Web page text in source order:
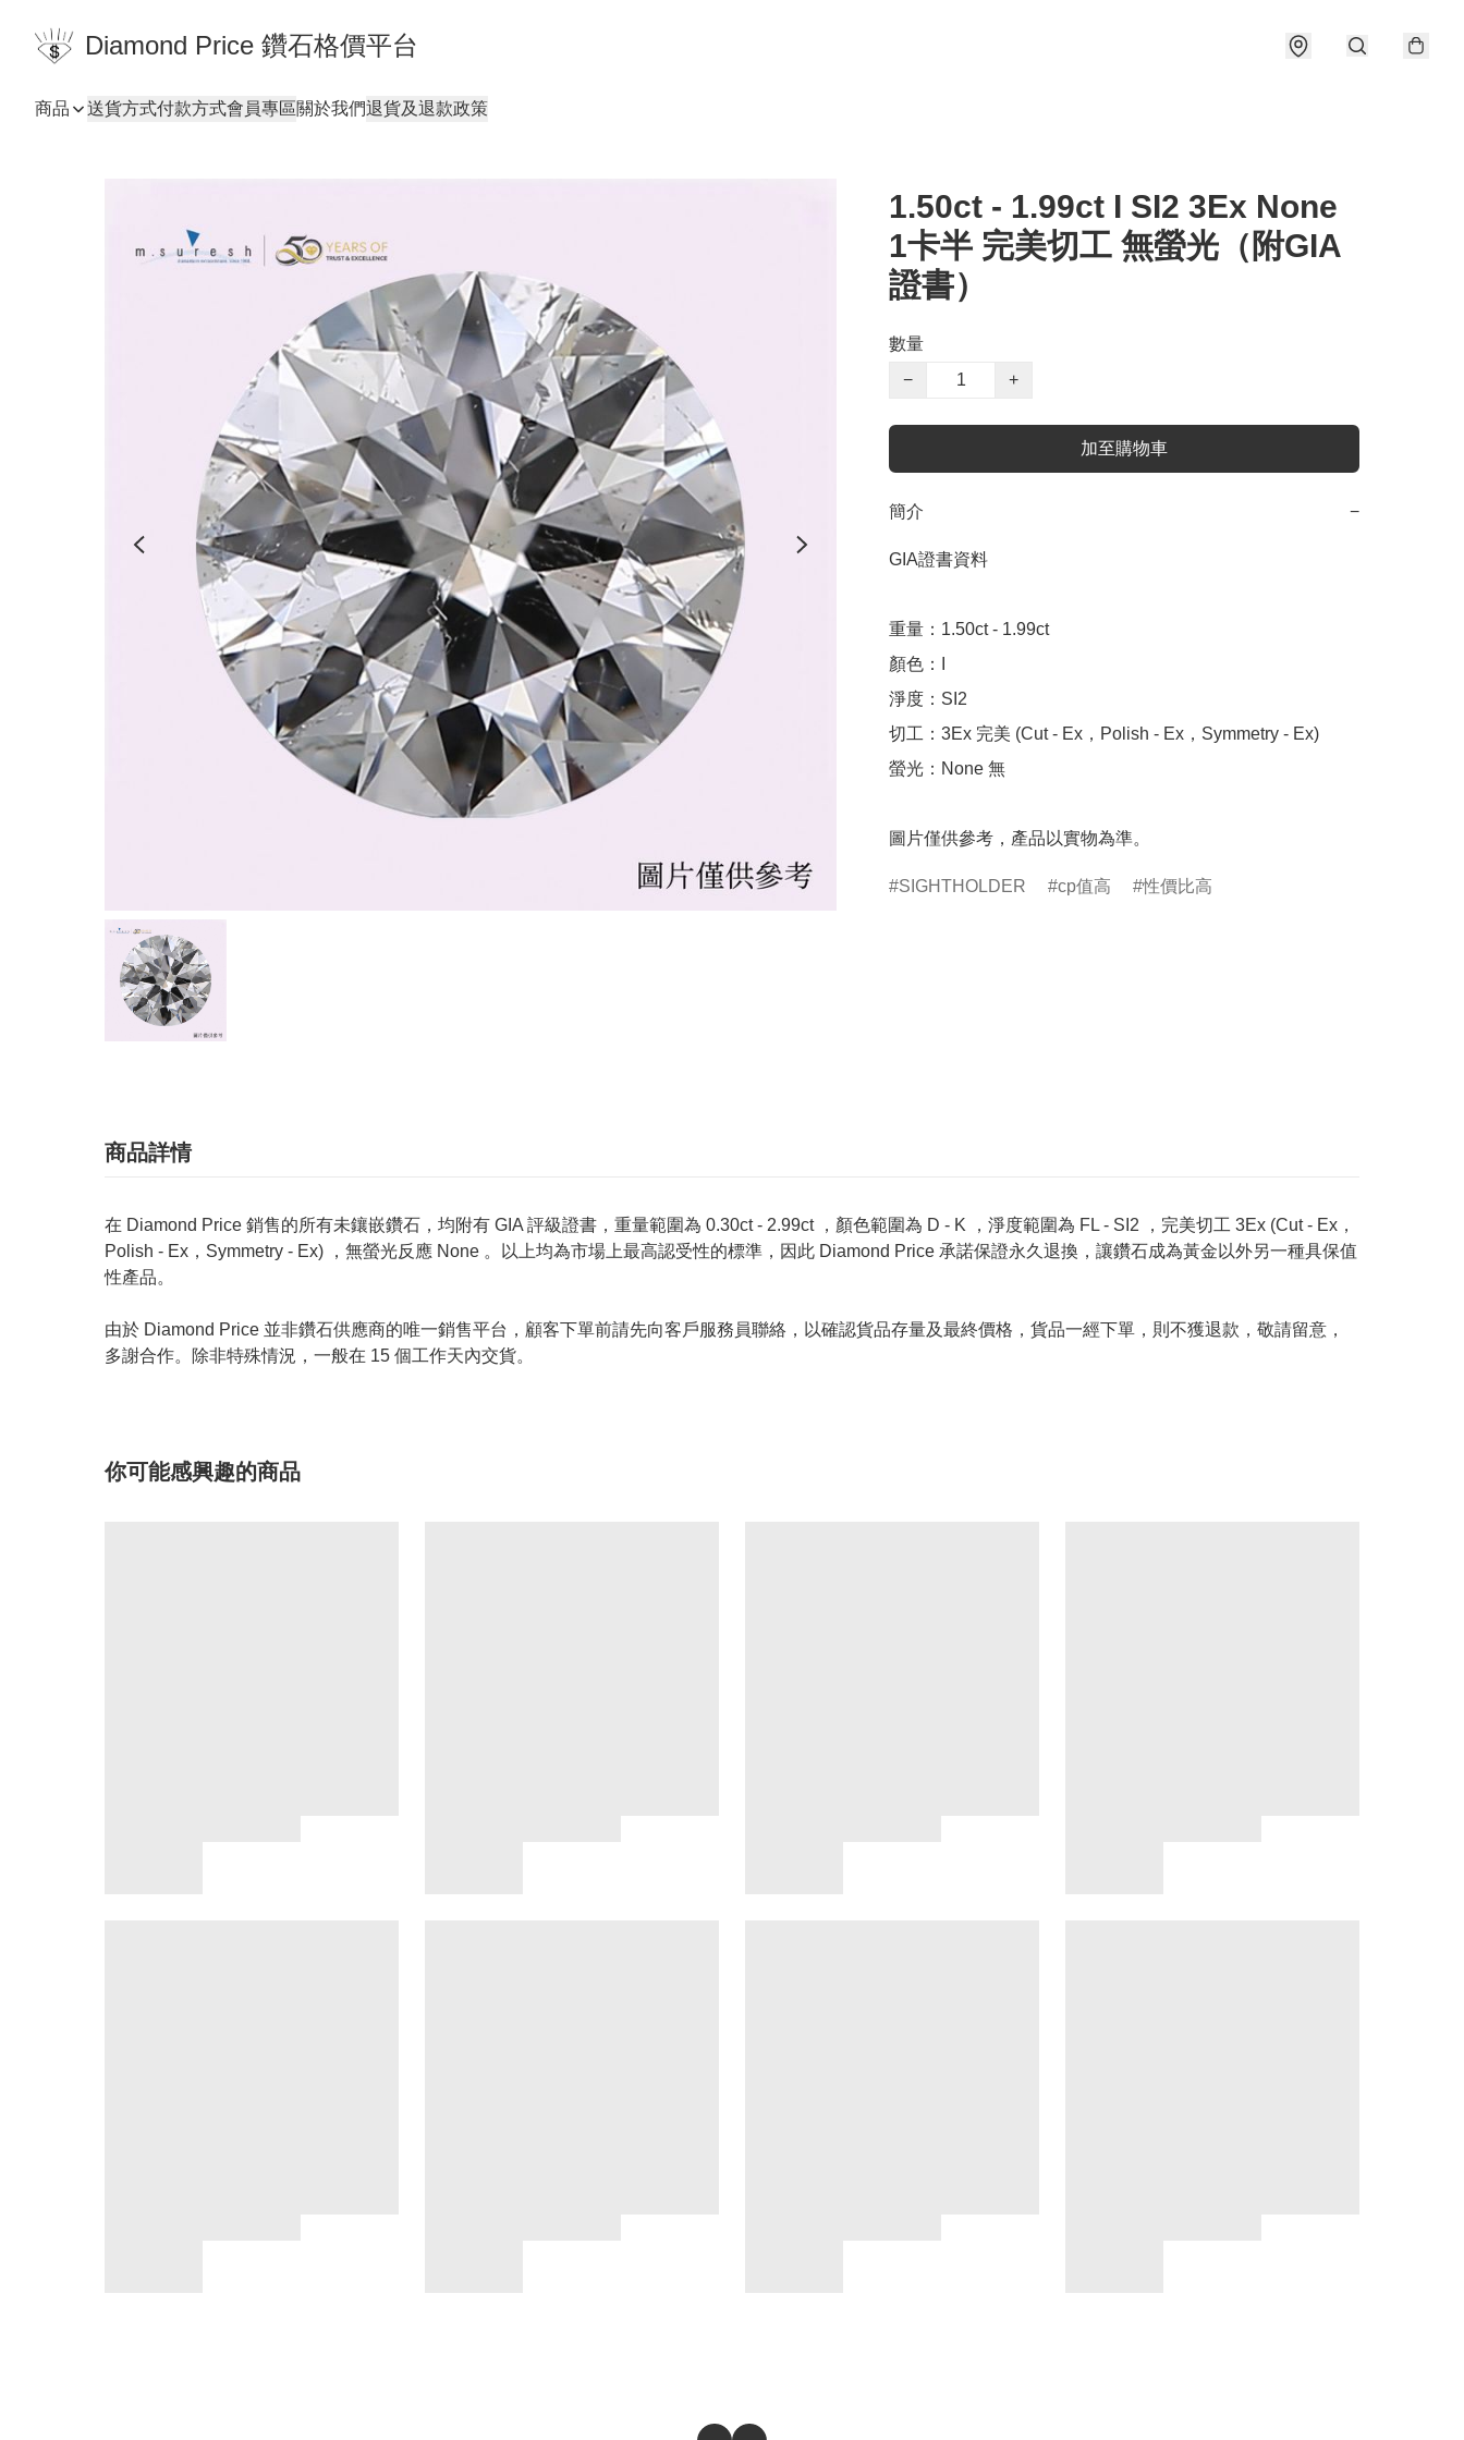
Diamond Price 鑽石格價平台
商品 送貨方式付款方式會員專區關於我們退貨及退款政策
1.50ct - 1.99ct I SI2 3Ex None
1卡半 完美切工 無螢光（附GIA
證書）
數量
−
+
加至購物車
簡介 −
GIA證書資料
重量：1.50ct - 1.99ct
顏色：I
淨度：SI2
切工：3Ex 完美 (Cut - Ex，Polish - Ex，Symmetry - Ex)
螢光：None 無
圖片僅供參考，產品以實物為準。
SIGHTHOLDER cp值高 性價比高
商品詳情
在 Diamond Price 銷售的所有未鑲嵌鑽石，均附有 GIA 評級證書，重量範圍為 0.30ct - 2.99ct ，顏色範圍為 D - K ，淨度範圍為 FL - SI2 ，完美切工 3Ex (Cut - Ex，
Polish - Ex，Symmetry - Ex) ，無螢光反應 None 。以上均為市場上最高認受性的標準，因此 Diamond Price 承諾保證永久退換，讓鑽石成為黃金以外另一種具保值
性產品。
由於 Diamond Price 並非鑽石供應商的唯一銷售平台，顧客下單前請先向客戶服務員聯絡，以確認貨品存量及最終價格，貨品一經下單，則不獲退款，敬請留意，
多謝合作。除非特殊情況，一般在 15 個工作天內交貨。
你可能感興趣的商品